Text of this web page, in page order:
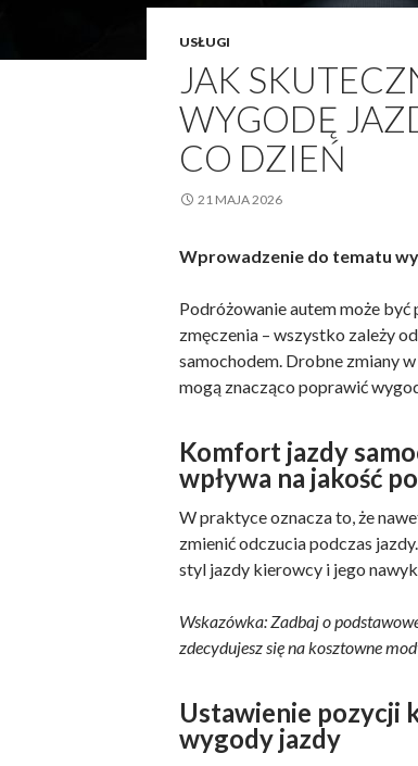
USŁUGI
JAK
WYGODĘ
CO DZIEŃ
21 MAJA 2026
Wprowadzenie do tematu
Podróżowanie autem może być
zmęczenia – wszystko zależy
samochodem. Drobne zmiany
mogą znacząco poprawić
Komfort jazdy
wpływa na jakość
W praktyce oznacza to, że
zmienić odczucia podczas
styl jazdy kierowcy i jego
Wskazówka: Zadbaj o
zdecydujesz się na kosztowne
Ustawienie pozycji
wygody jazdy